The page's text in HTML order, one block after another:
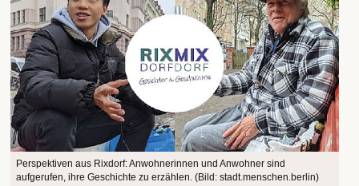
Perspektiven aus Rixdorf: Anwohnerinnen und Anwohner sind
aufgerufen, ihre Geschichte zu erzählen. (Bild: stadt.menschen.berlin)